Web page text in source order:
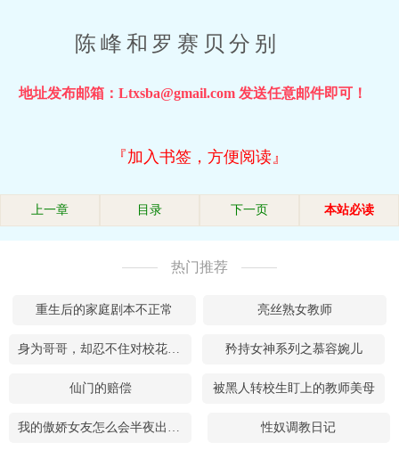
陈峰和罗赛贝分别
地址发布邮箱：Ltxsba@gmail.com 发送任意邮件即可！
『加入书签，方便阅读』
上一章 目录 下一页 本站必读
热门推荐
重生后的家庭剧本不正常 亮丝熟女教师
身为哥哥，却忍不住对校花妹妹有下流的想法，时时刻刻想着肏校花妹妹的嫩穴 矜持女神系列之慕容婉儿
仙门的赔偿 被黑人转校生盯上的教师美母
我的傲娇女友怎么会半夜出门遇见黑人 性奴调教日记